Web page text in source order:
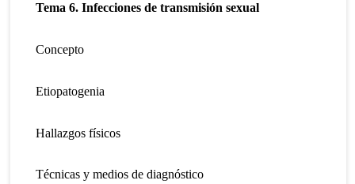
Tema 6. Infecciones de transmisión sexual
Concepto
Etiopatogenia
Hallazgos físicos
Técnicas y medios de diagnóstico